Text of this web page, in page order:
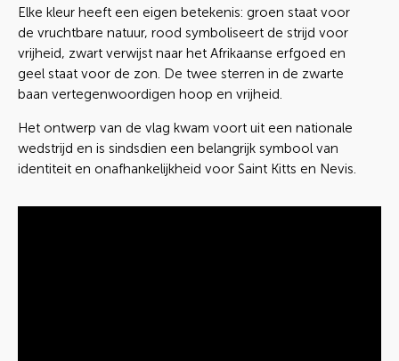
Elke kleur heeft een eigen betekenis: groen staat voor
de vruchtbare natuur, rood symboliseert de strijd voor
vrijheid, zwart verwijst naar het Afrikaanse erfgoed en
geel staat voor de zon. De twee sterren in de zwarte
baan vertegenwoordigen hoop en vrijheid.
Het ontwerp van de vlag kwam voort uit een nationale
wedstrijd en is sindsdien een belangrijk symbool van
identiteit en onafhankelijkheid voor Saint Kitts en Nevis.